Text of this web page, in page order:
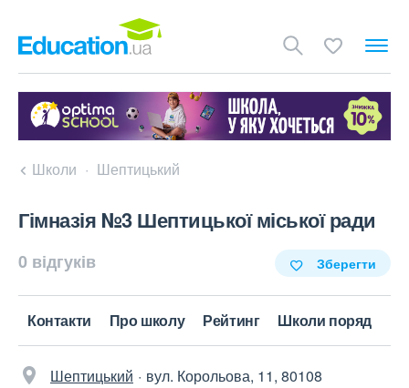
Школи Шептицький
Гімназія №3 Шептицької міської ради
0 відгуків Зберегти
Контакти Про школу Рейтинг Школи поряд
Шептицький
вул. Корольова, 11, 80108